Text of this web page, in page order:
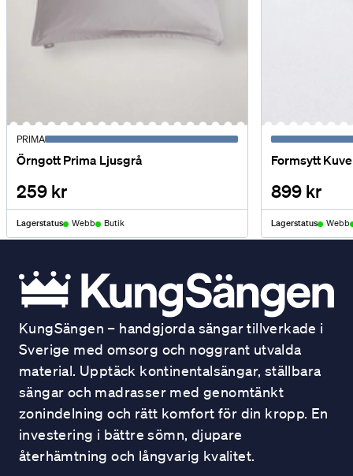
PRIMA
Örngott Prima Ljusgrå
259 kr
Lagerstatus Webb Butik
Formsytt
899 kr
Lagerstatus Webb
KungSängen – handgjorda sängar tillverkade i
Sverige med omsorg och noggrant utvalda
material. Upptäck kontinentalsängar, ställbara
sängar och madrasser med genomtänkt
zonindelning och rätt komfort för din kropp. En
investering i bättre sömn, djupare
återhämtning och långvarig kvalitet.